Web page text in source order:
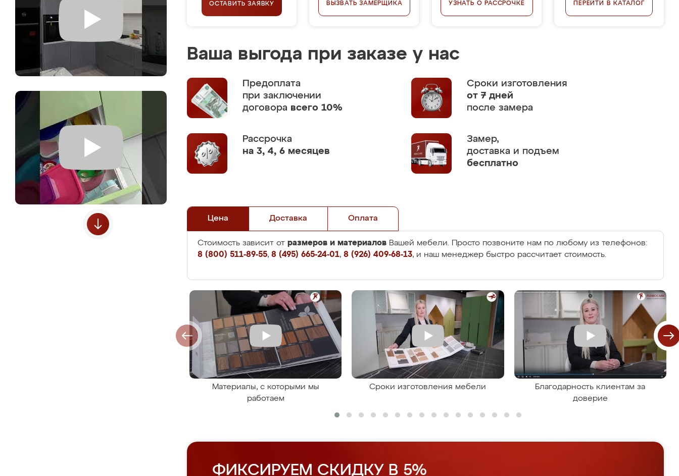
ОСТАВИТЬ ЗАЯВКУ ВЫЗВАТЬ ЗАМЕРЩИКА УЗНАТЬ О РАССРОЧКЕ ПЕРЕЙТИ В КАТАЛОГ
Ваша выгода при заказе у нас
Предоплата
при заключении
договора всего 10%
Сроки изготовления
от 7 дней
после замера
Рассрочка
на 3, 4, 6 месяцев
Замер,
доставка и подъем
бесплатно
Цена Доставка Оплата
Стоимость зависит от размеров и материалов Вашей мебели. Просто позвоните нам по любому из телефонов:
8 (800) 511-89-55, 8 (495) 665-24-01, 8 (926) 409-68-13, и наш менеджер быстро рассчитает стоимость.
Материалы, с которыми мы
работаем
Сроки изготовления мебели
Благодарность клиентам за
доверие
ФИКСИРУЕМ СКИДКУ В 5%